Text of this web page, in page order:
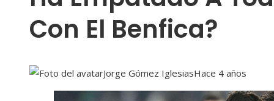
Con El Benfica?
Jorge Gómez IglesiasHace 4 años